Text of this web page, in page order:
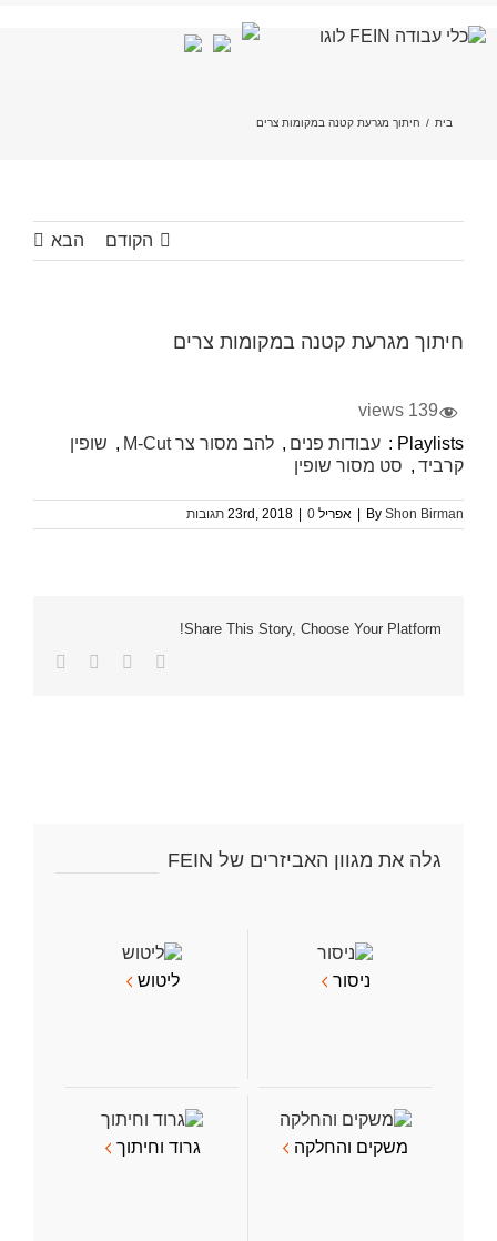
בית / חיתוך מגרעת קטנה במקומות צרים
הקודם הבא
חיתוך מגרעת קטנה במקומות צרים
139 views
Playlists :
עבודות פנים , להב מסור צר M-Cut , שופין
קרביד , סט מסור שופין
By Shon Birman אפריל 23rd, 2018 0 תגובות
Share This Story, Choose Your Platform!
Facebook
Twitter
LinkedIn
גלה את מגוון האביזרים של FEIN
ניסור ליטוש
משקים והחלקה גרוד וחיתוך